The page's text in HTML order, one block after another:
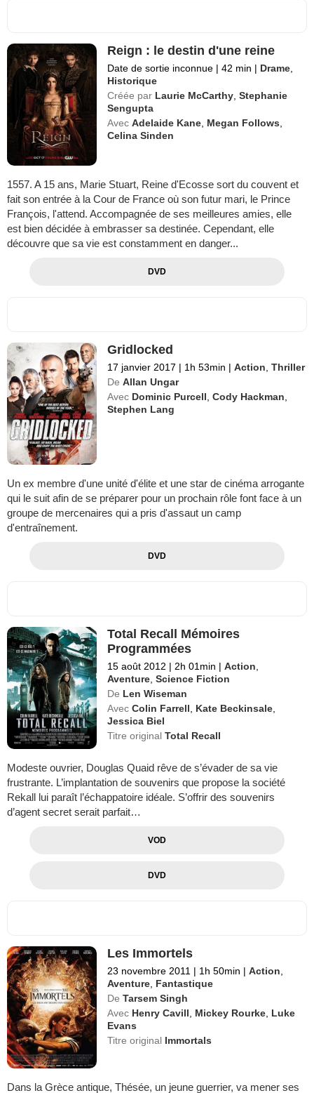
Reign : le destin d'une reine
Date de sortie inconnue | 42 min | Drame
Historique
Créée par Laurie McCarthy ,Stephanie
Sengupta
Avec Adelaide Kane Megan Follows
Celina Sinden
1557. A 15 ans, Marie Stuart, Reine d'Ecosse sort du couvent et
fait son entrée à la Cour de France où son futur mari, le Prince
François, l'attend. Accompagnée de ses meilleures amies, elle
est bien décidée à embrasser sa destinée. Cependant, elle
découvre que sa vie est constamment en danger...
DVD
Gridlocked
17 janvier 2017 | 1h 53min | Action ,Thriller
De Allan Ungar
Avec Dominic Purcell ,Cody Hackman
Stephen Lang
Un ex membre d'une unité d'élite et une star de cinéma arrogante
qui le suit afin de se préparer pour un prochain rôle font face à un
groupe de mercenaires qui a pris d'assaut un camp
d'entraînement.
DVD
Total Recall Mémoires
Programmées
15 août 2012 | 2h 01min | Action
Aventure ,Science Fiction
De Len Wiseman
Avec Colin Farrell Kate Beckinsale
Jessica Biel
Titre originalTotal Recall
Modeste ouvrier, Douglas Quaid rêve de s’évader de sa vie
frustrante. L’implantation de souvenirs que propose la société
Rekall lui paraît l’échappatoire idéale. S’offrir des souvenirs
d’agent secret serait parfait…
VOD
DVD
Les Immortels
23 novembre 2011 | 1h 50min | Action
Aventure Fantastique
De Tarsem Singh
Avec Henry Cavill Mickey Rourke Luke
Evans
Titre original Immortals
Dans la Grèce antique, Thésée, un jeune guerrier, va mener ses